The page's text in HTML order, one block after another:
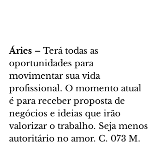
Áries – Terá todas as
oportunidades para
movimentar sua vida
profissional. O momento atual
é para receber proposta de
negócios e ideias que irão
valorizar o trabalho. Seja menos
autoritário no amor. C. 073 M.